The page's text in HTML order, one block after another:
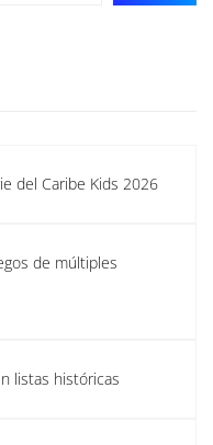
del Caribe Kids 2026
de múltiples
listas históricas